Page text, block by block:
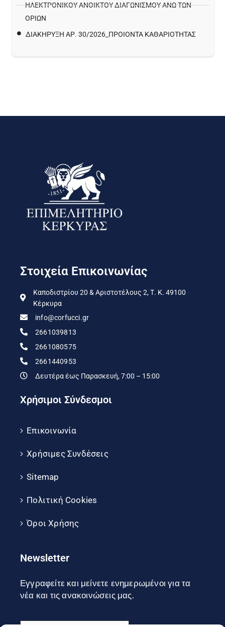
ΗΛΕΚΤΡΟΝΙΚΟΥ ΑΝΟΙΚΤΟΥ ΔΙΑΓΩΝΙΣΜΟΥ ΑΝΩ ΤΩΝ
ΟΡΙΩΝ
ΔΙΑΚΉΡΥΞΗ ΑΡ. 30/2026_ΠΡΟΙΌΝΤΑ ΚΑΘΑΡΙΌΤΗΤΑΣ
Στοιχεία Επικοινωνίας
Καποδιστρίου 20 & Αριστοτέλους 2, Τ. Κ. 49100
Κέρκυρα
info@corfucci.gr
2661039813
2661080575
2661440953
Δευτέρα έως Παρασκευή, 7:00 – 15:00
Χρήσιμοι Σύνδεσμοι
Επικοινωνία
Χρήσιμες Συνδέσεις
Sitemap
Πολιτική Cookies
Όροι Χρήσης
Newsletter
Εγγραφείτε και μείνετε ενημερωμένοι για τα
νέα και τις ανακοινώσεις μας.